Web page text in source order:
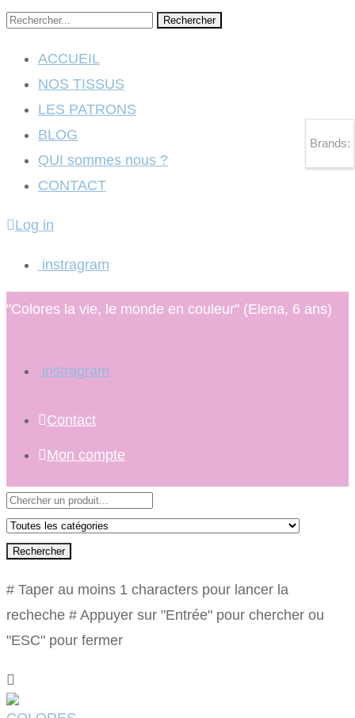
Rechercher
ACCUEIL
NOS TISSUS
LES PATRONS
BLOG
QUI sommes nous ?
CONTACT
Log in
instragram
"Colores la vie, le monde en couleur" (Elena, 6 ans)
instragram
Contact
Mon compte
Rechercher
# Taper au moins 1 characters pour lancer la
recheche # Appuyer sur "Entrée" pour chercher ou
"ESC" pour fermer
Brands: